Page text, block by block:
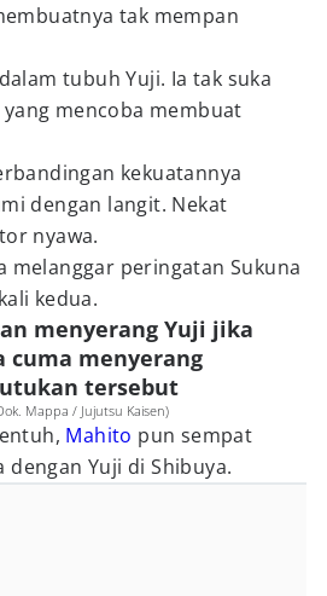
tak mempan
tubuh Yuji. Ia tak suka
mencoba membuat
kekuatannya
dengan langit. Nekat
nyawa.
melanggar peringatan Sukuna
kedua.
menyerang Yuji jika
cuma menyerang
tersebut
Mappa / Jujutsu Kaisen)
Mahito pun sempat
Yuji di Shibuya.